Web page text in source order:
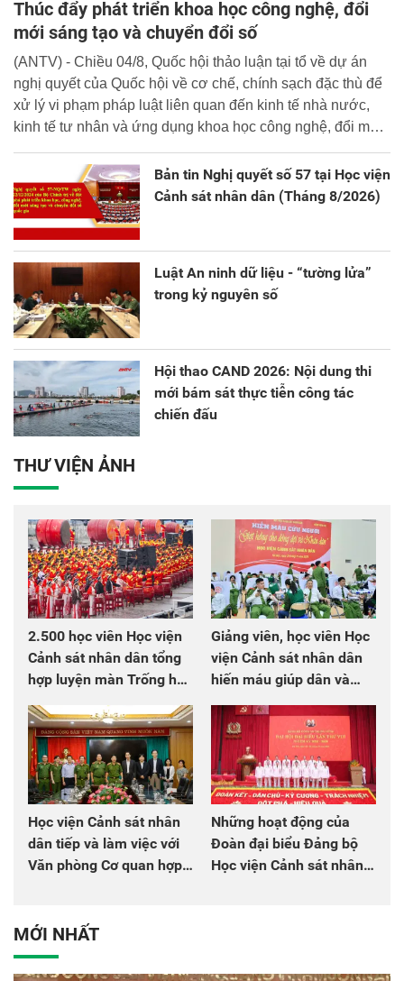
Thúc đẩy phát triển khoa học công nghệ, đổi
mới sáng tạo và chuyển đổi số
(ANTV) - Chiều 04/8, Quốc hội thảo luận tại tổ về dự án
nghị quyết của Quốc hội về cơ chế, chính sạch đặc thù để
xử lý vi phạm pháp luật liên quan đến kinh tế nhà nước,
kinh tế tư nhân và ứng dụng khoa học công nghệ, đổi mới
Bản tin Nghị quyết số 57 tại Học viện
Cảnh sát nhân dân (Tháng 8/2026)
Luật An ninh dữ liệu - “tường lửa”
trong kỷ nguyên số
Hội thao CAND 2026: Nội dung thi
mới bám sát thực tiễn công tác
chiến đấu
THƯ VIỆN ẢNH
2.500 học viên Học viện
Cảnh sát nhân dân tổng
hợp luyện màn Trống hội
chào mừng Đại hội Đảng
Giảng viên, học viên Học
viện Cảnh sát nhân dân
hiến máu giúp dân và
đồng đội
Học viện Cảnh sát nhân
dân tiếp và làm việc với
Văn phòng Cơ quan hợp
Những hoạt động của
Đoàn đại biểu Đảng bộ
Học viện Cảnh sát nhân
MỚI NHẤT